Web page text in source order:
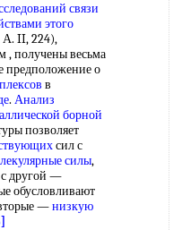
связи
этого
А. II, 224),
, получены весьма
предположение о
в
. Анализ
борной
позволяет
сил с
силы,
другой —
обусловливают
—низкую